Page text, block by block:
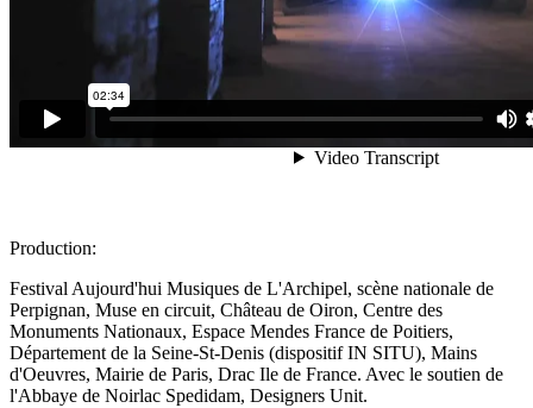
Production:
Festival Aujourd'hui Musiques de L'Archipel, scène nationale de
Perpignan, Muse en circuit, Château de Oiron, Centre des
Monuments Nationaux, Espace Mendes France de Poitiers,
Département de la Seine-St-Denis (dispositif IN SITU), Mains
d'Oeuvres, Mairie de Paris, Drac Ile de France. Avec le soutien de
l'Abbaye de Noirlac Spedidam, Designers Unit.